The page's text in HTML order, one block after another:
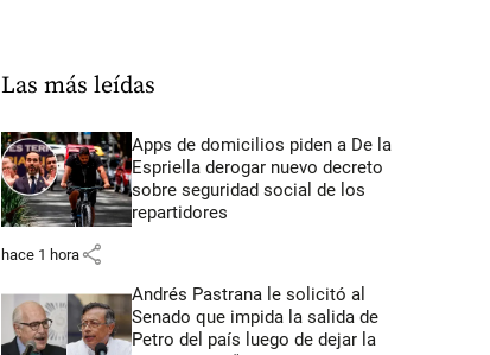
Las más leídas
Apps de domicilios piden a De la
Espriella derogar nuevo decreto
sobre seguridad social de los
repartidores
hace 1 hora share
Andrés Pastrana le solicitó al
Senado que impida la salida de
Petro del país luego de dejar la